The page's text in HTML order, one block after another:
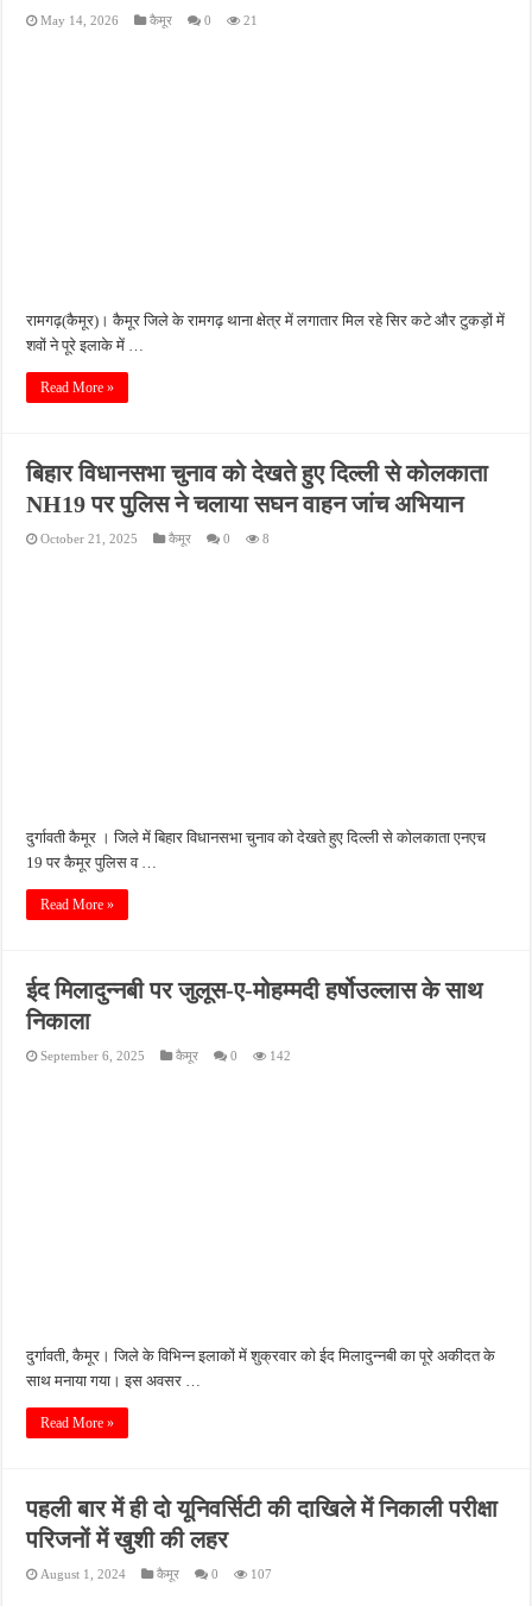
May 14, 2026 कैमूर 0 21
रामगढ़(कैमूर)। कैमूर जिले के रामगढ़ थाना क्षेत्र में लगातार मिल रहे सिर कटे और टुकड़ों में
शवों ने पूरे इलाके में …
Read More »
बिहार विधानसभा चुनाव को देखते हुए दिल्ली से कोलकाता
NH19 पर पुलिस ने चलाया सघन वाहन जांच अभियान
October 21, 2025 कैमूर 0 8
दुर्गावती कैमूर । जिले में बिहार विधानसभा चुनाव को देखते हुए दिल्ली से कोलकाता एनएच
19 पर कैमूर पुलिस व …
Read More »
ईद मिलादुन्नबी पर जुलूस-ए-मोहम्मदी हर्षोउल्लास के साथ
निकाला
September 6, 2025 कैमूर 0 142
दुर्गावती, कैमूर। जिले के विभिन्न इलाकों में शुक्रवार को ईद मिलादुन्नबी का पूरे अकीदत के
साथ मनाया गया। इस अवसर …
Read More »
पहली बार में ही दो यूनिवर्सिटी की दाखिले में निकाली परीक्षा
परिजनों में खुशी की लहर
August 1, 2024 कैमूर 0 107